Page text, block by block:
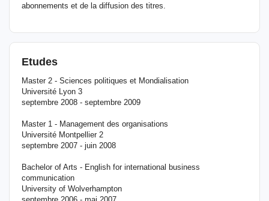
abonnements et de la diffusion des titres.
Etudes
Master 2 - Sciences politiques et Mondialisation
Université Lyon 3
septembre 2008 - septembre 2009
Master 1 - Management des organisations
Université Montpellier 2
septembre 2007 - juin 2008
Bachelor of Arts - English for international business
communication
University of Wolverhampton